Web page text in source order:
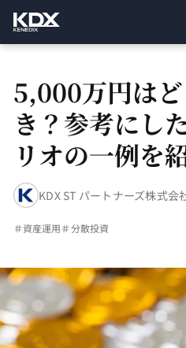
5,000万円は
き？参考にし
リオの一例を
KDX ST パートナーズ株式会
＃資産運用＃分散投資